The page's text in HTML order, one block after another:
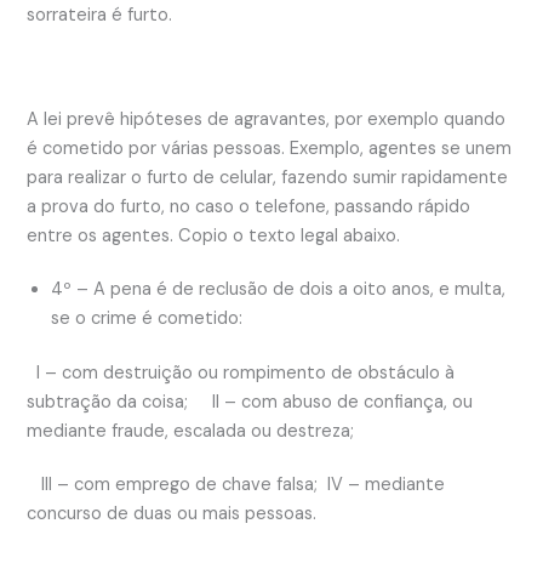
sorrateira é furto.
A lei prevê hipóteses de agravantes, por exemplo quando
é cometido por várias pessoas. Exemplo, agentes se unem
para realizar o furto de celular, fazendo sumir rapidamente
a prova do furto, no caso o telefone, passando rápido
entre os agentes. Copio o texto legal abaixo.
4º – A pena é de reclusão de dois a oito anos, e multa,
se o crime é cometido:
I – com destruição ou rompimento de obstáculo à
subtração da coisa;II – com abuso de confiança, ou
mediante fraude, escalada ou destreza;
III – com emprego de chave falsa;IV – mediante
concurso de duas ou mais pessoas.